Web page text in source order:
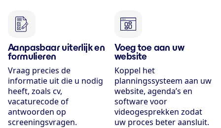
Aanpasbaar uiterlijk en
formulieren
Vraag precies de
informatie uit die u nodig
heeft, zoals cv,
vacaturecode of
antwoorden op
screeningsvragen.
Voeg toe aan uw
website
Koppel het
planningssysteem aan uw
website, agenda’s en
software voor
videogesprekken zodat
uw proces beter aansluit.